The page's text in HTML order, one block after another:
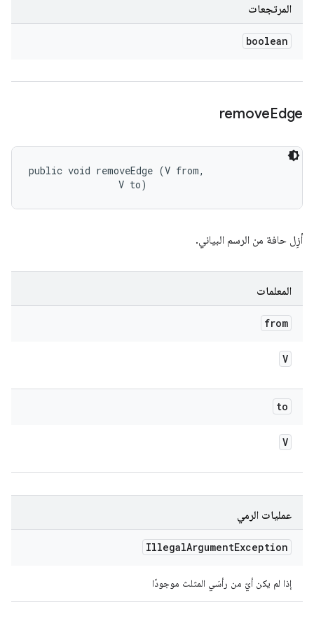
المرتجعات
boolean
removeEdge
public void removeEdge (V from,
                V to)
أزِل حافة من الرسم البياني.
المعلمات
from
V
to
V
عمليات الرمي
IllegalArgumentException
إذا لم يكن أيّ من رأسَي المثلث موجودًا